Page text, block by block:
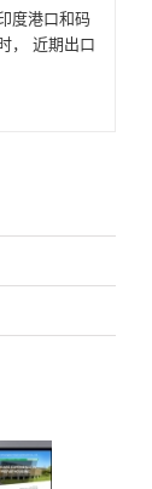
度港口和码
， 近期出口